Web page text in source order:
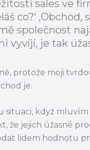
sales ve
co?‘ ‚Obchod,
společnost
vyvíjí, je tak
protože moji
je.
situaci, když
že jejich úžasné
lidem hodnotu